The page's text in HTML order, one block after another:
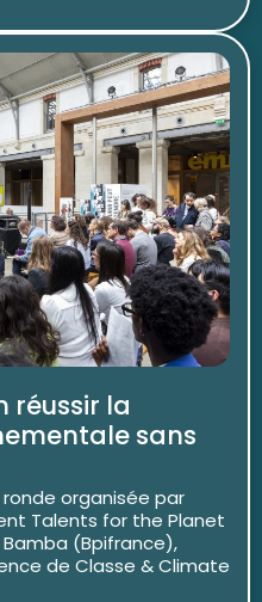
réussir la
sans
organisée par
Talents for the Planet
Bamba (Bpifrance),
de Classe & Climate